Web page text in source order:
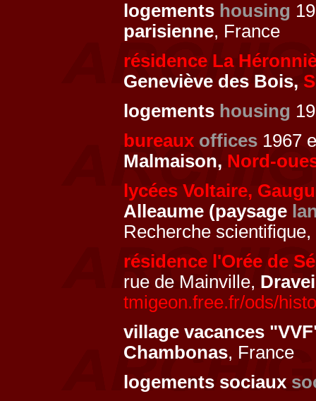
logements housing
parisienne, France
résidence La
Geneviève des Bois,
logements housing
bureaux offices 1967
Malmaison, Nord-
lycées Voltaire,
Alleaume (paysage
Recherche
résidence l'Orée de
rue de Mainville,
tmigeon.free.fr/ods/
village vacances
Chambonas, France
logements sociaux